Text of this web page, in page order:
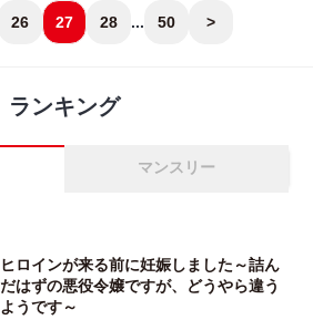
26 27 28 ... 50 >
ランキング
マンスリー
ヒロインが来る前に妊娠しました～詰ん
だはずの悪役令嬢ですが、どうやら違う
ようです～